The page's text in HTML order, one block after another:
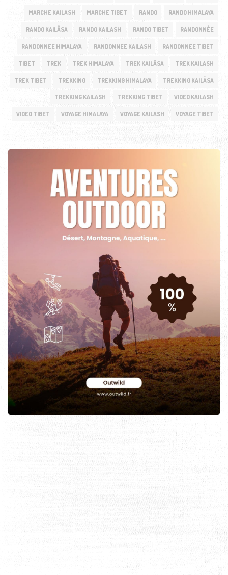
MARCHE KAILASH MARCHE TIBET RANDO RANDO HIMALAYA
RANDO KAILÂSA RANDO KAILASH RANDO TIBET RANDONNÉE
RANDONNEE HIMALAYA RANDONNEE KAILASH RANDONNEE TIBET
TIBET TREK TREK HIMALAYA TREK KAILÂSA TREK KAILASH
TREK TIBET TREKKING TREKKING HIMALAYA TREKKING KAILÂSA
TREKKING KAILASH TREKKING TIBET VIDEO KAILASH
VIDEO TIBET VOYAGE HIMALAYA VOYAGE KAILASH VOYAGE TIBET